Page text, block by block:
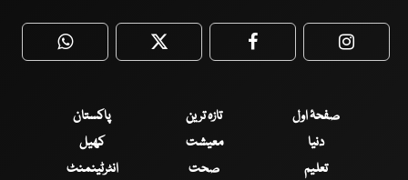
WhatsApp Twitter Facebook
صفحۂ اول تازہ ترین
پاکستان
دنیا
معیشت
کھیل
تعلیم
صحت
انٹرٹینمنٹ